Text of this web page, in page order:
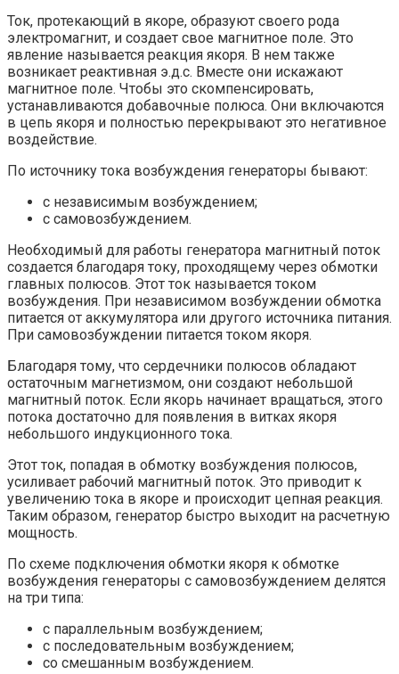
Ток, протекающий в якоре, образуют своего рода
электромагнит, и создает свое магнитное поле. Это
явление называется реакция якоря. В нем также
возникает реактивная э.д.с. Вместе они искажают
магнитное поле. Чтобы это скомпенсировать,
устанавливаются добавочные полюса. Они включаются
в цепь якоря и полностью перекрывают это негативное
воздействие.
По источнику тока возбуждения генераторы бывают:
с независимым возбуждением;
с самовозбуждением.
Необходимый для работы генератора магнитный поток
создается благодаря току, проходящему через обмотки
главных полюсов. Этот ток называется током
возбуждения. При независимом возбуждении обмотка
питается от аккумулятора или другого источника питания.
При самовозбуждении питается током якоря.
Благодаря тому, что сердечники полюсов обладают
остаточным магнетизмом, они создают небольшой
магнитный поток. Если якорь начинает вращаться, этого
потока достаточно для появления в витках якоря
небольшого индукционного тока.
Этот ток, попадая в обмотку возбуждения полюсов,
усиливает рабочий магнитный поток. Это приводит к
увеличению тока в якоре и происходит цепная реакция.
Таким образом, генератор быстро выходит на расчетную
мощность.
По схеме подключения обмотки якоря к обмотке
возбуждения генераторы с самовозбуждением делятся
на три типа:
с параллельным возбуждением;
с последовательным возбуждением;
со смешанным возбуждением.